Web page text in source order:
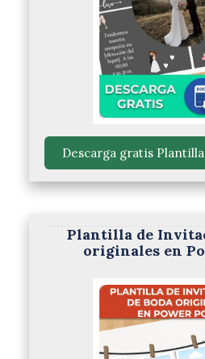
Descarga gratis
Plantilla de
originales en